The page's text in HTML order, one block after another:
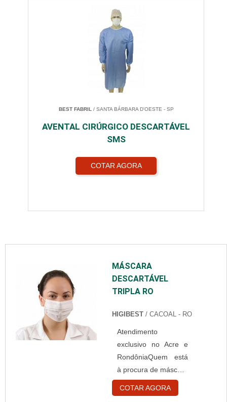
BEST FABRIL / SANTA BÁRBARA D'OESTE - SP
AVENTAL CIRÚRGICO DESCARTÁVEL
SMS
COTAR AGORA
MÁSCARA
DESCARTÁVEL
TRIPLA RO
HIGIBEST / CACOAL - RO
Atendimento
exclusivo no Acre e
RondôniaQuem está
à procura de máscara
descartável tripla RO,
descobrirá a empresa
COTAR AGORA